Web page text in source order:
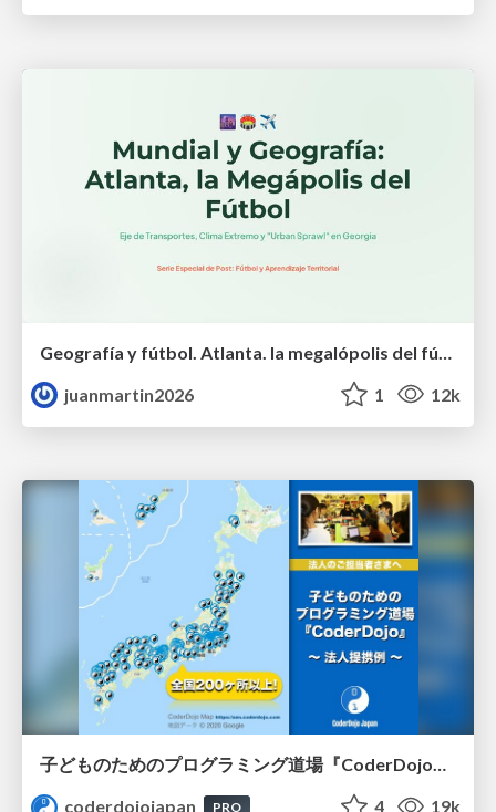
juanmartin2026
1 12k
子どものためのプログラミング道場『CoderDojo』〜法人提携例〜 / Partnership with CoderDojo Japan
coderdojojapan
PRO 4 19k